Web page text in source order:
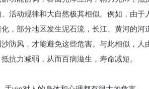
动规律和大自然极其相似。例如，由于
，部分地区发生泥石流，长江、黄河的
风，才能避免这些危害。与此相似，人
抗力减弱，从而百病滋生，寿命减短。